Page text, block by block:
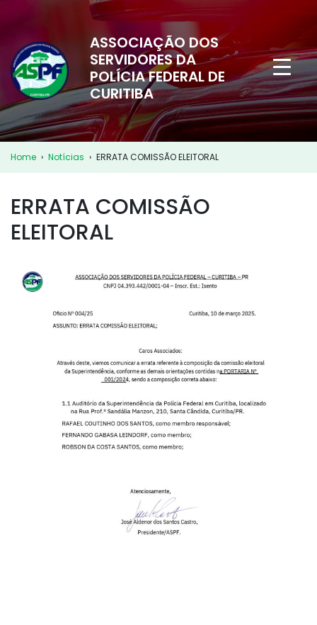
ASSOCIAÇÃO DOS
SERVIDORES DA
POLÍCIA FEDERAL DE
CURITIBA
Home › Notícias › ERRATA COMISSÃO ELEITORAL
ERRATA COMISSÃO
ELEITORAL